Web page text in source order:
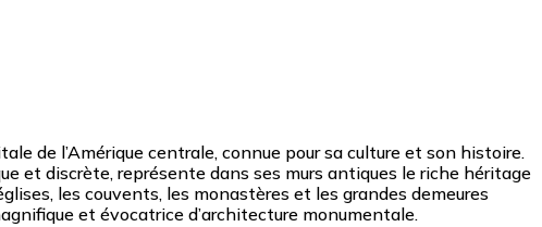
de l’Amérique centrale, connue pour sa culture et son histoire.
et discrète, représente dans ses murs antiques le riche héritage
les couvents, les monastères et les grandes demeures
et évocatrice d’architecture monumentale.